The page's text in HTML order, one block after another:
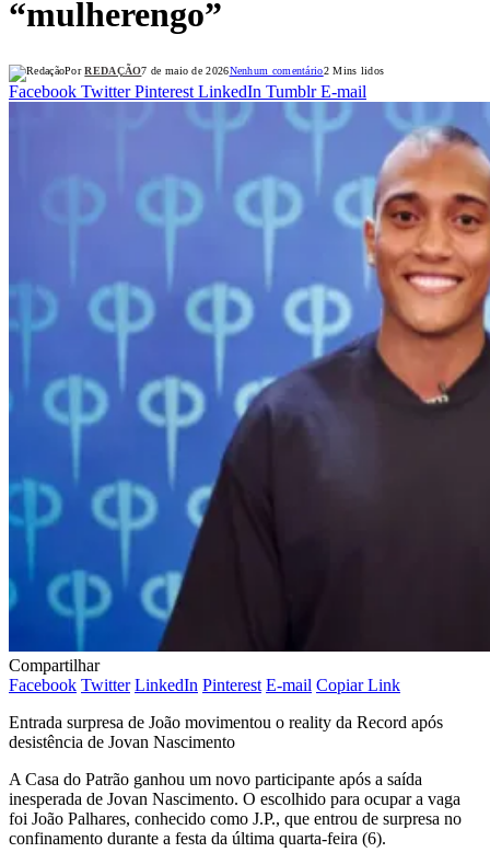
“mulherengo”
Por REDAÇÃO7 de maio de 2026Nenhum comentário2 Mins lidos
Facebook Twitter Pinterest LinkedIn Tumblr E-mail
Compartilhar
Facebook Twitter LinkedIn Pinterest E-mail Copiar Link
Entrada surpresa de João movimentou o reality da Record após
desistência de Jovan Nascimento
A Casa do Patrão ganhou um novo participante após a saída
inesperada de Jovan Nascimento. O escolhido para ocupar a vaga
foi João Palhares, conhecido como J.P., que entrou de surpresa no
confinamento durante a festa da última quarta-feira (6).